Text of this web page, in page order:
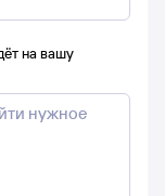
на вашу